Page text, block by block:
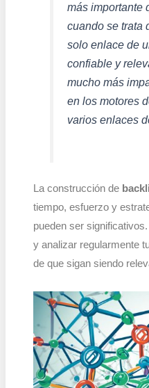
más importante
cuando se trata
solo enlace de
confiable y
mucho más
en los motores
varios enlaces
La construcción de
tiempo, esfuerzo y
pueden ser
y analizar regularmente
de que sigan siendo